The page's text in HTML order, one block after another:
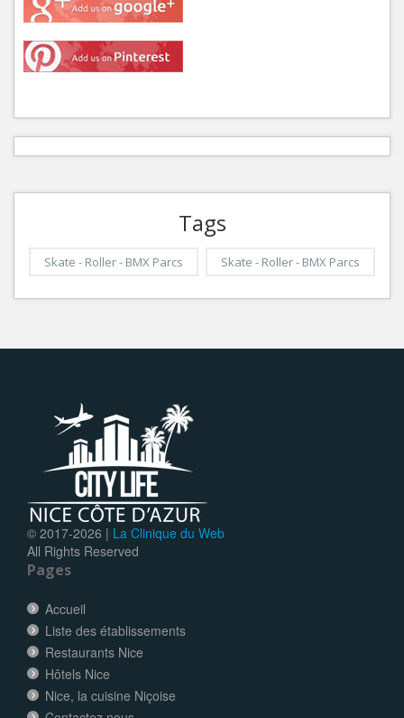
Tags
Skate - Roller - BMX Parcs Skate - Roller - BMX Parcs
© 2017-2026 | La Clinique du Web
All Rights Reserved
Pages
Accueil
Liste des établissements
Restaurants Nice
Hôtels Nice
Nice, la cuisine Niçoise